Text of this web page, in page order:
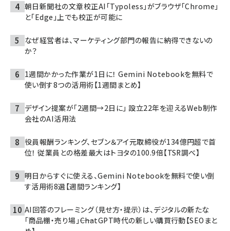
朝日新聞社の文章校正AI「Typoless」がブラウザ「Chrome」
と「Edge」上でも校正が可能に
なぜ経営者は、マーケティング部門の報告に納得できないの
か？
1週間かかった作業が1日に！ Gemini Notebookを無料で
使い倒す8つの活用術【1週間まとめ】
デザイン提案が「2週間→2日に」 設立22年を迎えるWeb制作
会社のAI活用法
役員報酬ランキング、セブン＆アイ元取締役が134億円超で首
位！ 従業員との格差最大はトヨタの100.9倍【TSR調べ】
明日からすぐに使える、Gemini Notebookを無料で使い倒
す活用術8選【週間ランキング】
AI回答のフレーミング（見せ方・提示）は、デジタルの新たな
「商品棚・売り場」――ChatGPT時代の新しい購買行動【SEOまと